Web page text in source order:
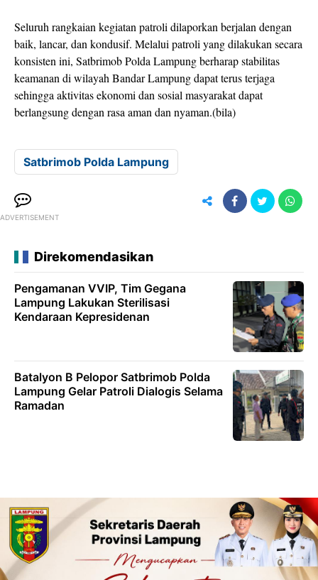
Seluruh rangkaian kegiatan patroli dilaporkan berjalan dengan
baik, lancar, dan kondusif. Melalui patroli yang dilakukan secara
konsisten ini, Satbrimob Polda Lampung berharap stabilitas
keamanan di wilayah Bandar Lampung dapat terus terjaga
sehingga aktivitas ekonomi dan sosial masyarakat dapat
berlangsung dengan rasa aman dan nyaman.(bila)
Satbrimob Polda Lampung
ADVERTISEMENT
Direkomendasikan
Pengamanan VVIP, Tim Gegana
Lampung Lakukan Sterilisasi
Kendaraan Kepresidenan
Batalyon B Pelopor Satbrimob Polda
Lampung Gelar Patroli Dialogis Selama
Ramadan